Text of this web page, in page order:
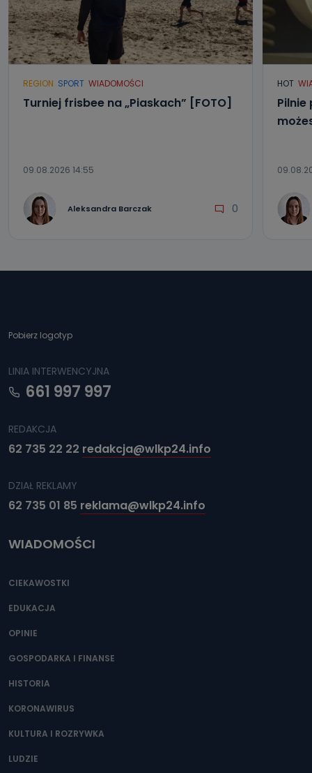
e-mailowo pod adresem: poczta@tvproart.pl
REGION SPORT WIADOMOŚCI
Turniej frisbee na „Piaskach” [FOTO]
09.08.2026 14:55
Aleksandra Barczak 0
HOT
Pobierz logotyp
LINIA INTERWENCYJNA
661 997 997
REDAKCJA
62 735 22 22 redakcja@wlkp24.info
DZIAŁ REKLAMY
62 735 01 85 reklama@wlkp24.info
WIADOMOŚCI
CIEKAWOSTKI
EDUKACJA
OPINIE
GOSPODARKA I FINANSE
HISTORIA
KORONAWIRUS
KULTURA I ROZRYWKA
LUDZIE